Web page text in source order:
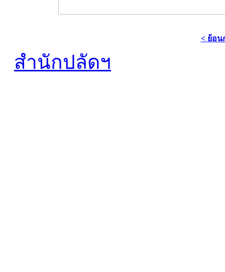
< ย้อน
สำนักปลัดฯ